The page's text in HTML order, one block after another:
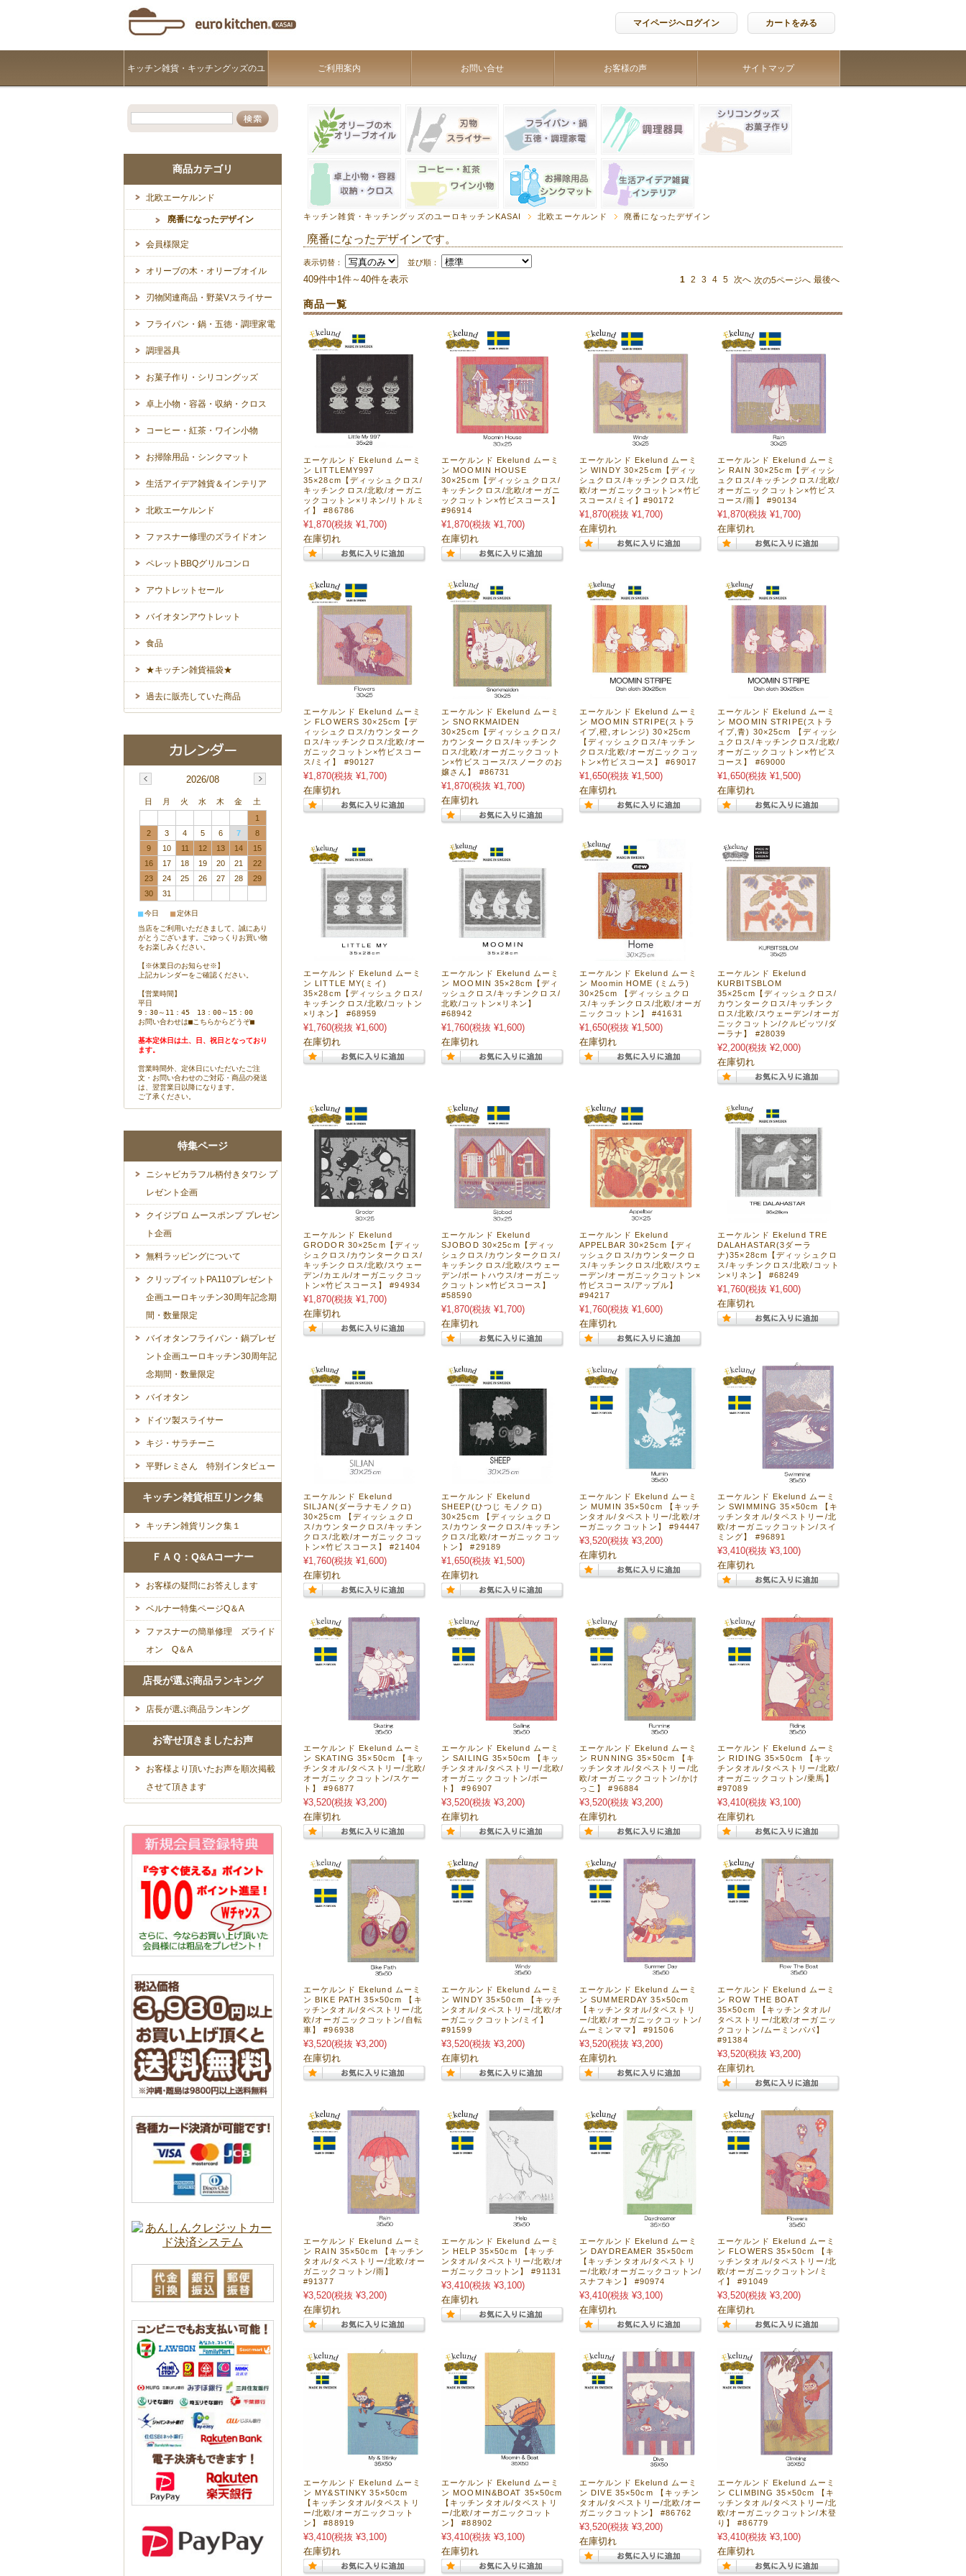
マイページへログイン カートをみる
キッチン雑貨・キッチングッズのユ
ーロキッチンKASAI
ご利用案内 お問い合せ お客様の声 サイトマップ
キッチン雑貨・キッチングッズのユーロキッチンKASAI 北欧エーケルンド 廃番になったデザイン
廃番になったデザインです。
表示切替： 並び順：
409件中1件～40件を表示 1 2 3 4 5 次へ 次の5ページへ 最後へ
商品一覧
エーケルンド Ekelund ムーミ
ン LITTLEMY997
35×28cm【ディッシュクロス/
キッチンクロス/北欧/オーガニ
ックコットン×リネン/リトルミ
イ】 #86786
¥1,870(税抜 ¥1,700)
在庫切れ
エーケルンド Ekelund ムーミ
ン MOOMIN HOUSE
30×25cm【ディッシュクロス/
キッチンクロス/北欧/オーガニ
ックコットン×竹ビスコース】
#96914
¥1,870(税抜 ¥1,700)
在庫切れ
エーケルンド Ekelund ムーミ
ン WINDY 30×25cm【ディッ
シュクロス/キッチンクロス/北
欧/オーガニックコットン×竹ビ
スコース/ミイ】#90172
¥1,870(税抜 ¥1,700)
在庫切れ
エーケルンド Ekelund ムーミ
ン RAIN 30×25cm【ディッシ
ュクロス/キッチンクロス/北欧/
オーガニックコットン×竹ビス
コース/雨】 #90134
¥1,870(税抜 ¥1,700)
在庫切れ
エーケルンド Ekelund ムーミ
ン FLOWERS 30×25cm【デ
ィッシュクロス/カウンターク
ロス/キッチンクロス/北欧/オー
ガニックコットン×竹ビスコー
ス/ミイ】 #90127
¥1,870(税抜 ¥1,700)
在庫切れ
エーケルンド Ekelund ムーミ
ン SNORKMAIDEN
30×25cm【ディッシュクロス/
カウンタークロス/キッチンク
ロス/北欧/オーガニックコット
ン×竹ビスコース/スノークのお
嬢さん】 #86731
¥1,870(税抜 ¥1,700)
在庫切れ
エーケルンド Ekelund ムーミ
ン MOOMIN STRIPE(ストラ
イプ,橙,オレンジ) 30×25cm
【ディッシュクロス/キッチン
クロス/北欧/オーガニックコッ
トン×竹ビスコース】 #69017
¥1,650(税抜 ¥1,500)
在庫切れ
エーケルンド Ekelund ムーミ
ン MOOMIN STRIPE(ストラ
イプ,青) 30×25cm 【ディッシ
ュクロス/キッチンクロス/北欧/
オーガニックコットン×竹ビス
コース】 #69000
¥1,650(税抜 ¥1,500)
在庫切れ
エーケルンド Ekelund ムーミ
ン LITTLE MY(ミイ)
35×28cm【ディッシュクロス/
キッチンクロス/北欧/コットン
×リネン】 #68959
¥1,760(税抜 ¥1,600)
在庫切れ
エーケルンド Ekelund ムーミ
ン MOOMIN 35×28cm【ディ
ッシュクロス/キッチンクロス/
北欧/コットン×リネン】
#68942
¥1,760(税抜 ¥1,600)
在庫切れ
エーケルンド Ekelund ムーミ
ン Moomin HOME (ミムラ)
30×25cm 【ディッシュクロ
ス/キッチンクロス/北欧/オーガ
ニックコットン】 #41631
¥1,650(税抜 ¥1,500)
在庫切れ
エーケルンド Ekelund
KURBITSBLOM
35×25cm【ディッシュクロス/
カウンタークロス/キッチンク
ロス/北欧/スウェーデン/オーガ
ニックコットン/クルビッツ/ダ
ーラナ】 #28039
¥2,200(税抜 ¥2,000)
在庫切れ
エーケルンド Ekelund
GRODOR 30×25cm【ディッ
シュクロス/カウンタークロス/
キッチンクロス/北欧/スウェー
デン/カエル/オーガニックコッ
トン×竹ビスコース】 #94934
¥1,870(税抜 ¥1,700)
在庫切れ
エーケルンド Ekelund
SJOBOD 30×25cm【ディッ
シュクロス/カウンタークロス/
キッチンクロス/北欧/スウェー
デン/ボートハウス/オーガニッ
クコットン×竹ビスコース】
#58590
¥1,870(税抜 ¥1,700)
在庫切れ
エーケルンド Ekelund
APPELBAR 30×25cm【ディ
ッシュクロス/カウンタークロ
ス/キッチンクロス/北欧/スウェ
ーデン/オーガニックコットン×
竹ビスコース/アップル】
#94217
¥1,760(税抜 ¥1,600)
在庫切れ
エーケルンド Ekelund TRE
DALAHASTAR(3ダーラ
ナ)35×28cm【ディッシュクロ
ス/キッチンクロス/北欧/コット
ン×リネン】 #68249
¥1,760(税抜 ¥1,600)
在庫切れ
エーケルンド Ekelund
SILJAN(ダーラナモノクロ)
30×25cm 【ディッシュクロ
ス/カウンタークロス/キッチン
クロス/北欧/オーガニックコッ
トン×竹ビスコース】 #21404
¥1,760(税抜 ¥1,600)
在庫切れ
エーケルンド Ekelund
SHEEP(ひつじ モノクロ)
30×25cm 【ディッシュクロ
ス/カウンタークロス/キッチン
クロス/北欧/オーガニックコッ
トン】 #29189
¥1,650(税抜 ¥1,500)
在庫切れ
エーケルンド Ekelund ムーミ
ン MUMIN 35×50cm 【キッチ
ンタオル/タペストリー/北欧/オ
ーガニックコットン】 #94447
¥3,520(税抜 ¥3,200)
在庫切れ
エーケルンド Ekelund ムーミ
ン SWIMMING 35×50cm 【キ
ッチンタオル/タペストリー/北
欧/オーガニックコットン/スイ
ミング】 #96891
¥3,410(税抜 ¥3,100)
在庫切れ
エーケルンド Ekelund ムーミ
ン SKATING 35×50cm 【キッ
チンタオル/タペストリー/北欧/
オーガニックコットン/スケー
ト】 #96877
¥3,520(税抜 ¥3,200)
在庫切れ
エーケルンド Ekelund ムーミ
ン SAILING 35×50cm 【キッ
チンタオル/タペストリー/北欧/
オーガニックコットン/ボー
ト】 #96907
¥3,520(税抜 ¥3,200)
在庫切れ
エーケルンド Ekelund ムーミ
ン RUNNING 35×50cm 【キ
ッチンタオル/タペストリー/北
欧/オーガニックコットン/かけ
っこ】 #96884
¥3,520(税抜 ¥3,200)
在庫切れ
エーケルンド Ekelund ムーミ
ン RIDING 35×50cm 【キッ
チンタオル/タペストリー/北欧/
オーガニックコットン/乗馬】
#97089
¥3,410(税抜 ¥3,100)
在庫切れ
エーケルンド Ekelund ムーミ
ン BIKE PATH 35×50cm 【キ
ッチンタオル/タペストリー/北
欧/オーガニックコットン/自転
車】 #96938
¥3,520(税抜 ¥3,200)
在庫切れ
エーケルンド Ekelund ムーミ
ン WINDY 35×50cm 【キッチ
ンタオル/タペストリー/北欧/オ
ーガニックコットン/ミイ】
#91599
¥3,520(税抜 ¥3,200)
在庫切れ
エーケルンド Ekelund ムーミ
ン SUMMERDAY 35×50cm
【キッチンタオル/タペストリ
ー/北欧/オーガニックコットン/
ムーミンママ】 #91506
¥3,520(税抜 ¥3,200)
在庫切れ
エーケルンド Ekelund ムーミ
ン ROW THE BOAT
35×50cm 【キッチンタオル/
タペストリー/北欧/オーガニッ
クコットン/ムーミンパパ】
#91384
¥3,520(税抜 ¥3,200)
在庫切れ
エーケルンド Ekelund ムーミ
ン RAIN 35×50cm 【キッチン
タオル/タペストリー/北欧/オー
ガニックコットン/雨】
#91377
¥3,520(税抜 ¥3,200)
在庫切れ
エーケルンド Ekelund ムーミ
ン HELP 35×50cm 【キッチ
ンタオル/タペストリー/北欧/オ
ーガニックコットン】 #91131
¥3,410(税抜 ¥3,100)
在庫切れ
エーケルンド Ekelund ムーミ
ン DAYDREAMER 35×50cm
【キッチンタオル/タペストリ
ー/北欧/オーガニックコットン/
スナフキン】 #90974
¥3,410(税抜 ¥3,100)
在庫切れ
エーケルンド Ekelund ムーミ
ン FLOWERS 35×50cm 【キ
ッチンタオル/タペストリー/北
欧/オーガニックコットン/ミ
イ】 #91049
¥3,520(税抜 ¥3,200)
在庫切れ
エーケルンド Ekelund ムーミ
ン MY&STINKY 35×50cm
【キッチンタオル/タペストリ
ー/北欧/オーガニックコット
ン】 #88919
¥3,410(税抜 ¥3,100)
在庫切れ
エーケルンド Ekelund ムーミ
ン MOOMIN&BOAT 35×50cm
【キッチンタオル/タペストリ
ー/北欧/オーガニックコット
ン】 #88902
¥3,410(税抜 ¥3,100)
在庫切れ
エーケルンド Ekelund ムーミ
ン DIVE 35×50cm 【キッチン
タオル/タペストリー/北欧/オー
ガニックコットン】 #86762
¥3,520(税抜 ¥3,200)
在庫切れ
エーケルンド Ekelund ムーミ
ン CLIMBING 35×50cm 【キ
ッチンタオル/タペストリー/北
欧/オーガニックコットン/木登
り】 #86779
¥3,410(税抜 ¥3,100)
在庫切れ
商品カテゴリ
北欧エーケルンド
廃番になったデザイン
会員様限定
オリーブの木・オリーブオイル
刃物関連商品・野菜Vスライサー
フライパン・鍋・五徳・調理家電
調理器具
お菓子作り・シリコングッズ
卓上小物・容器・収納・クロス
コーヒー・紅茶・ワイン小物
お掃除用品・シンクマット
生活アイデア雑貨＆インテリア
北欧エーケルンド
ファスナー修理のズライドオン
ペレットBBQグリルコンロ
アウトレットセール
バイオタンアウトレット
食品
★キッチン雑貨福袋★
過去に販売していた商品
2026/08
日 月 火 水 木 金
土
1
2
3 4 5 6 7
8
9
10 11 12 13 14
15
16
17 18 19 20 21
22
23
24 25 26 27 28
29
30
31
■今日 ■定休日
当店をご利用いただきまして、誠にあり
がとうございます。ごゆっくりお買い物
をお楽しみください。
【※休業日のお知らせ※】
上記カレンダーをご確認ください。
【営業時間】
平日
9：30～11：45 13：00～15：00
お問い合わせは■こちらからどうぞ■
基本定休日は土、日、祝日となっており
ます。
営業時間外、定休日にいただいたご注
文・お問い合わせのご対応・商品の発送
は、翌営業日以降になります。
ご了承ください。
特集ページ
ニシャビカラフル柄付きタワシ プ
レゼント企画
クイジプロ ムースポンプ プレゼン
ト企画
無料ラッピングについて
クリップイットPA110プレゼント
企画ユーロキッチン30周年記念期
間・数量限定
バイオタンフライパン・鍋プレゼ
ント企画ユーロキッチン30周年記
念期間・数量限定
バイオタン
ドイツ製スライサー
キジ・サラチーニ
平野レミさん 特別インタビュー
キッチン雑貨相互リンク集
キッチン雑貨リンク集１
ＦＡＱ：Q&Aコーナー
お客様の疑問にお答えします
ベルナー特集ページQ＆A
ファスナーの簡単修理 ズライド
オン Q＆A
店長が選ぶ商品ランキング
店長が選ぶ商品ランキング
お寄せ頂きましたお声
お客様より頂いたお声を順次掲載
させて頂きます